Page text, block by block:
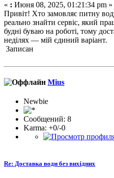
« : Июня 08, 2025, 01:21:34 pm »
Привіт! Хто замовляє питну
реально знайти сервіс, який
будні буваю на роботі, тому
неділях — мій єдиний варіант.
Записан
Mius
Newbie
Сообщений: 8
Karma: +0/-0
Re: Доставка води без вихідних